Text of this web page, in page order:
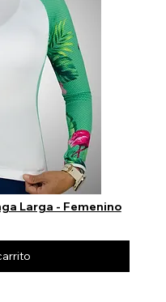
Larga - Femenino